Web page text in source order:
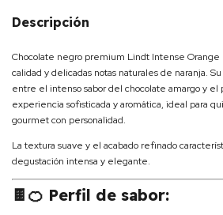
Descripción
Chocolate negro premium Lindt Intense Orange
calidad y delicadas notas naturales de naranja.
entre el intenso sabor del chocolate amargo y el
experiencia sofisticada y aromática, ideal para
gourmet con personalidad.
La textura suave y el acabado refinado
degustación intensa y elegante.
🍫🍊 Perfil de sabor: